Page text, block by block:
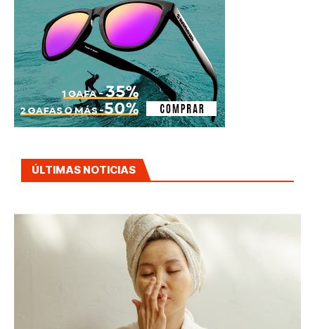
ÚLTIMAS NOTICIAS